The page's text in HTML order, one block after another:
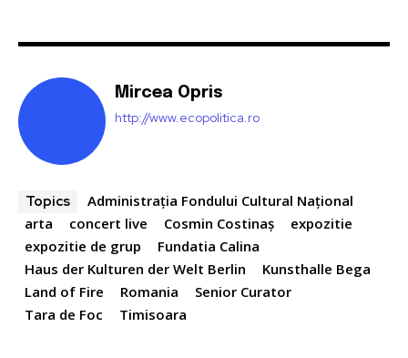
Mircea Opris
http://www.ecopolitica.ro
Topics
Administrația Fondului Cultural Național
arta
concert live Cosmin Costinaș
expozitie
expozitie de grup
Fundatia Calina
Haus der Kulturen der Welt Berlin
Kunsthalle Bega
Land of Fire
Romania
Senior Curator
Tara de Foc
Timisoara